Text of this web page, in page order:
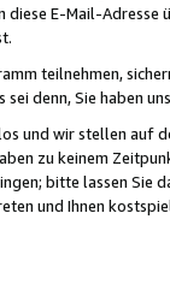
diese E-Mail-
teilnehmen,
denn, Sie haben
und wir stellen auf
zu keinem
bitte lassen Sie
und Ihnen